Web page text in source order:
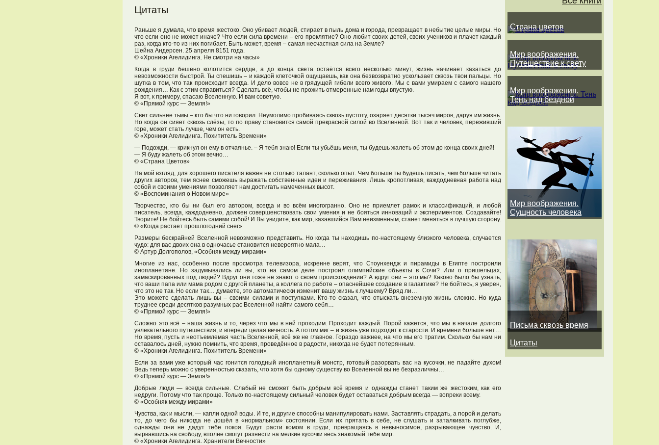
Цитаты
Раньше я думала, что время жестоко. Оно убивает людей, стирает в пыль дома и города, превращает в небытие целые миры. Но
что если оно не может иначе? Что если сила времени – его проклятие? Оно любит своих детей, своих учеников и плачет каждый
раз, когда кто-то из них погибает. Быть может, время – самая несчастная сила на Земле?
Шейна Андерсен. 25 апреля 8151 года.
© «Хроники Агелидинга. Не смотри на часы»
Когда в груди бешено колотится сердце, а до конца света остаётся всего несколько минут, жизнь начинает казаться до
невозможности быстрой. Ты спешишь – и каждой клеточкой ощущаешь, как она безвозвратно ускользает сквозь твои пальцы. Но
шутка в том, что так происходит всегда. И дело вовсе не в грядущей гибели всего живого. Мы с вами умираем с самого нашего
рождения… Как с этим справиться? Сделать всё, чтобы не прожить отмеренные нам годы впустую.
Я вот, к примеру, спасаю Вселенную. И вам советую.
© «Прямой курс — Земля!»
Свет сильнее тьмы – кто бы что ни говорил. Неумолимо пробиваясь сквозь пустоту, озаряет десятки тысяч миров, даруя им жизнь.
Но когда он сияет сквозь слёзы, то по праву становится самой прекрасной силой во Вселенной. Вот так и человек, переживший
горе, может стать лучше, чем он есть.
© «Хроники Агелидинга. Похититель Времени»
— Подожди, — крикнул он ему в отчаянье. – Я тебя знаю! Если ты убьёшь меня, ты будешь жалеть об этом до конца своих дней!
— Я буду жалеть об этом вечно…
© «Страна Цветов»
На мой взгляд, для хорошего писателя важен не столько талант, сколько опыт. Чем больше ты будешь писать, чем больше читать
других авторов, тем яснее сможешь выражать собственные идеи и переживания. Лишь кропотливая, каждодневная работа над
собой и своими умениями позволяет нам достигать намеченных высот.
© «Воспоминания о Новом мире»
Творчество, кто бы ни был его автором, всегда и во всём многогранно. Оно не приемлет рамок и классификаций, и любой
писатель, всегда, каждодневно, должен совершенствовать свои умения и не бояться инноваций и экспериментов. Создавайте!
Творите! Не бойтесь быть самими собой! И Вы увидите, как мир, казавшийся Вам неизменным, станет меняться в лучшую сторону.
© «Когда растает прошлогодний снег»
Размеры бескрайней Вселенной невозможно представить. Но когда ты находишь по-настоящему близкого человека, случается
чудо: для вас двоих она в одночасье становится невероятно мала…
© Артур Долгополов, «Особняк между мирами»
Многие из нас, особенно после просмотра телевизора, искренне верят, что Стоунхендж и пирамиды в Египте построили
инопланетяне. Но задумывались ли вы, кто на самом деле построил олимпийские объекты в Сочи? Или о пришельцах,
замаскированных под людей? Вдруг они тоже не знают о своём происхождении? А вдруг они – это мы? Каково было бы узнать,
что ваши папа или мама родом с другой планеты, а коллега по работе – опаснейшее создание в галактике? Не бойтесь, я уверен,
что это не так. Но если так… думаете, это автоматически изменит вашу жизнь к лучшему? Вряд ли…
Это можете сделать лишь вы – своими силами и поступками. Кто-то сказал, что отыскать внеземную жизнь сложно. Но куда
труднее среди десятков разумных рас Вселенной найти самого себя…
© «Прямой курс — Земля!»
Сложно это всё – наша жизнь и то, через что мы в ней проходим. Проходит каждый. Порой кажется, что мы в начале долгого
увлекательного путешествия, и впереди целая вечность. А потом миг – и жизнь уже подходит к старости. И времени больше нет…
Но время, пусть и неотъемлемая часть Вселенной, всё же не главное. Гораздо важнее, на что мы его тратим. Сколько бы нам ни
оставалось дней, нужно помнить, что время, проведённое в радости, никогда не будет потерянным.
© «Хроники Агелидинга. Похититель Времени»
Если за вами уже который час гонится голодный инопланетный монстр, готовый разорвать вас на кусочки, не падайте духом!
Ведь теперь можно с уверенностью сказать, что хотя бы одному существу во Вселенной вы не безразличны…
© «Прямой курс — Земля!»
Добрые люди — всегда сильные. Слабый не сможет быть добрым всё время и однажды станет таким же жестоким, как его
недруги. Потому что так проще. Только по-настоящему сильный человек будет оставаться добрым всегда — вопреки всему.
© «Особняк между мирами»
Чувства, как и мысли, — капли одной воды. И те, и другие способны манипулировать нами. Заставлять страдать, а порой и делать
то, до чего бы никогда не дошёл в «нормальном» состоянии. Если их прятать в себе, не слушать и заталкивать поглубже,
однажды они не дадут тебе покоя. Будут расти комом в груди, превращаясь в невыносимое, разрывающее чувство. И,
вырвавшись на свободу, вполне смогут разнести на мелкие кусочки весь знакомый тебе мир.
© «Хроники Агелидинга. Хранители Вечности»
Страна цветов
Мир воображения.
Путешествие к свету
Мир воображения.
Тень над бездной
Мир воображения.
Сущность человека
Письма сквозь время
Цитаты